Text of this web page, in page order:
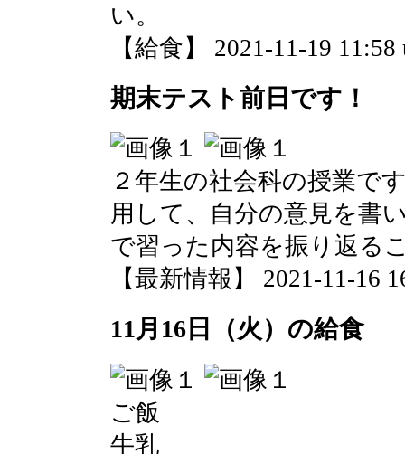
い。
【給食】 2021-11-19 11:58
期末テスト前日です！
２年生の社会科の授業で
用して、自分の意見を書
で習った内容を振り返る
【最新情報】 2021-11-16
11月16日（火）の給食
ご飯
牛乳